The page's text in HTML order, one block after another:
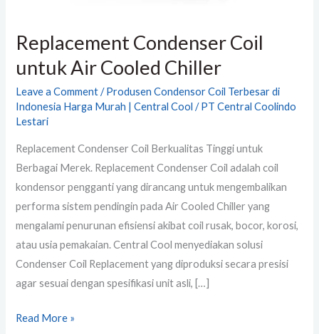
Replacement Condenser Coil
untuk Air Cooled Chiller
Leave a Comment /Produsen Condensor Coil Terbesar di
Indonesia Harga Murah | Central Cool /PT Central Coolindo
Lestari
Replacement Condenser Coil Berkualitas Tinggi untuk
Berbagai Merek. Replacement Condenser Coil adalah coil
kondensor pengganti yang dirancang untuk mengembalikan
performa sistem pendingin pada Air Cooled Chiller yang
mengalami penurunan efisiensi akibat coil rusak, bocor, korosi,
atau usia pemakaian. Central Cool menyediakan solusi
Condenser Coil Replacement yang diproduksi secara presisi
agar sesuai dengan spesifikasi unit asli, […]
Read More »